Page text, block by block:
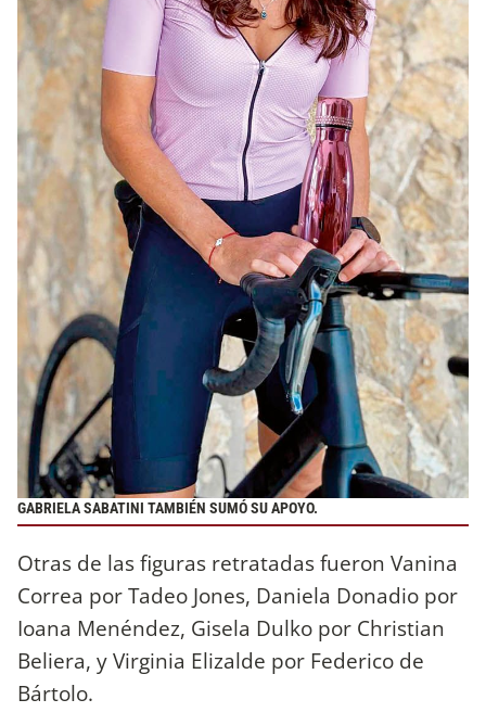
GABRIELA SABATINI TAMBIÉN SUMÓ SU APOYO.
Otras de las figuras retratadas fueron Vanina
Correa por Tadeo Jones, Daniela Donadio por
Ioana Menéndez, Gisela Dulko por Christian
Beliera, y Virginia Elizalde por Federico de
Bártolo.